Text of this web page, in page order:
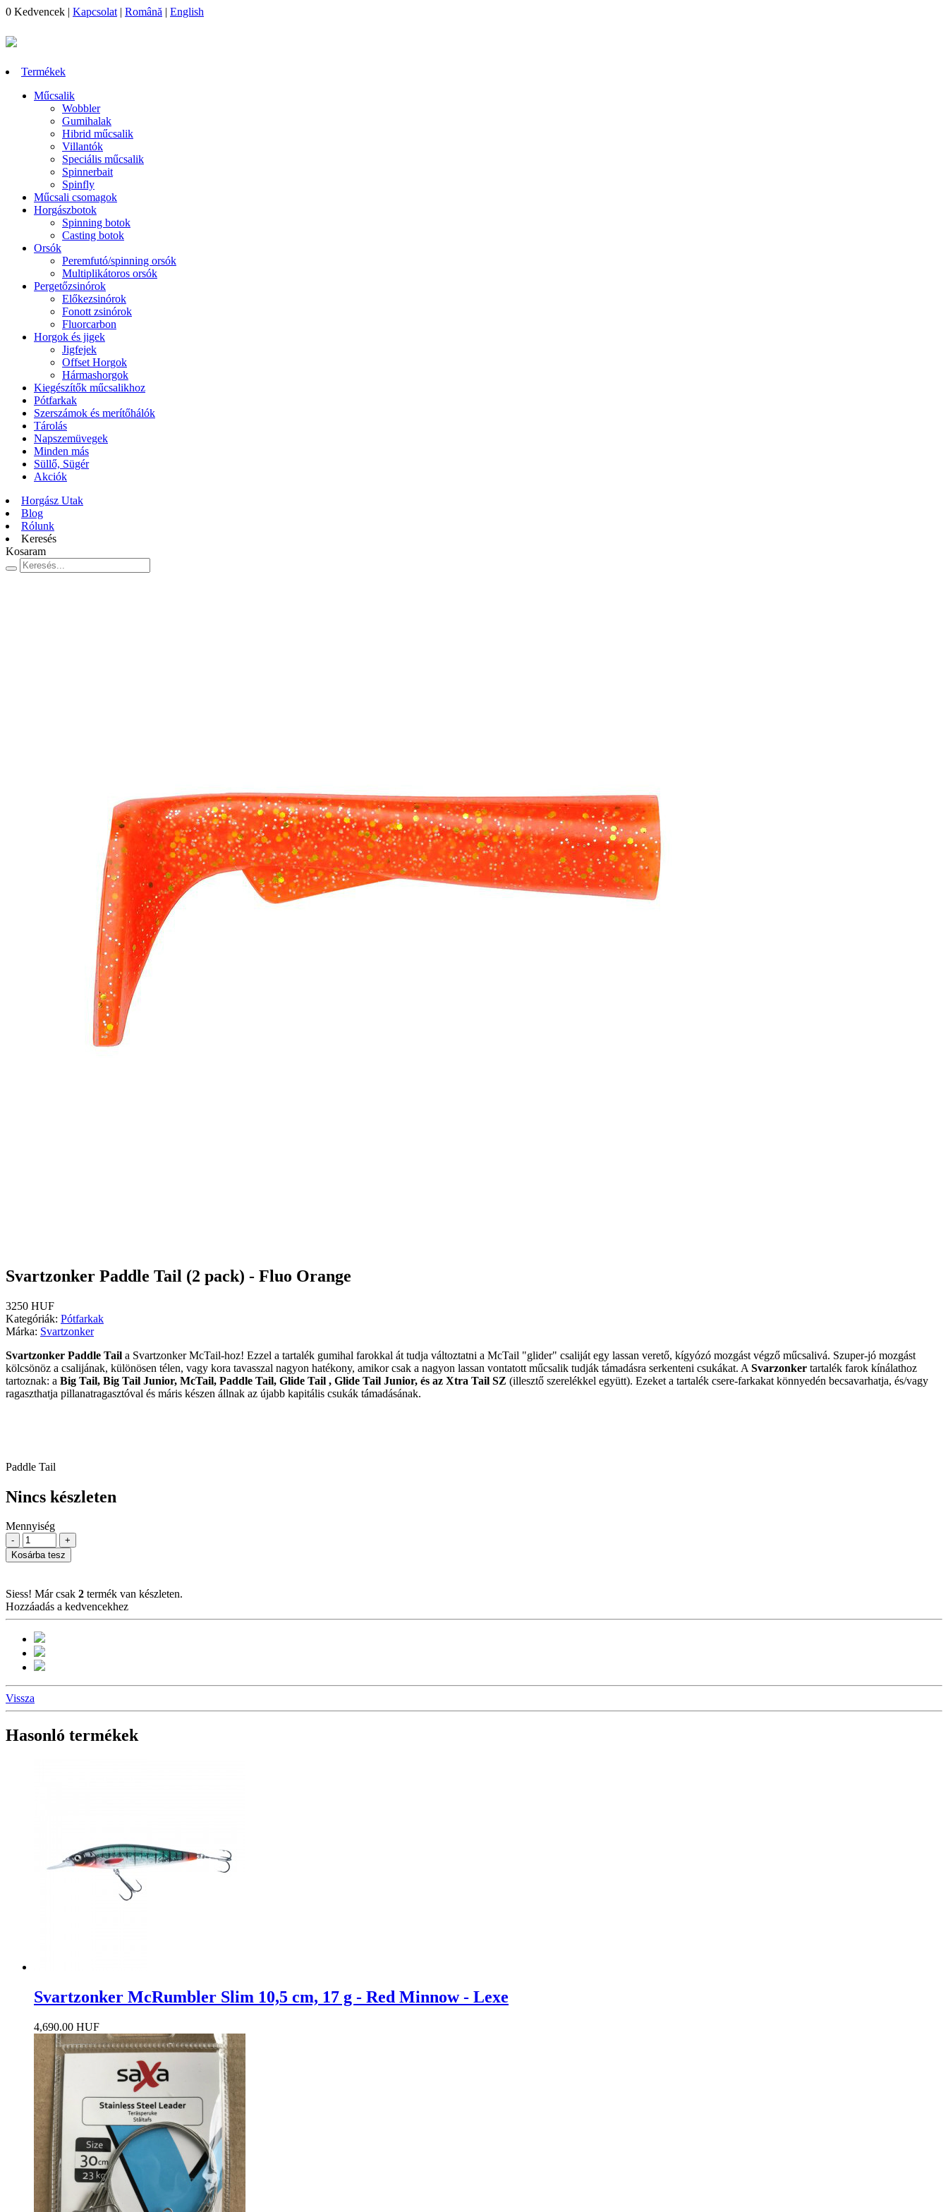
0 Kedvencek | Kapcsolat | Română | English
Termékek
Műcsalik
Wobbler
Gumihalak
Hibrid műcsalik
Villantók
Speciális műcsalik
Spinnerbait
Spinfly
Műcsali csomagok
Horgászbotok
Spinning botok
Casting botok
Orsók
Peremfutó/spinning orsók
Multiplikátoros orsók
Pergetőzsinórok
Előkezsinórok
Fonott zsinórok
Fluorcarbon
Horgok és jigek
Jigfejek
Offset Horgok
Hármashorgok
Kiegészítők műcsalikhoz
Pótfarkak
Szerszámok és merítőhálók
Tárolás
Napszemüvegek
Minden más
Süllő, Sügér
Akciók
Horgász Utak
Blog
Rólunk
Keresés
Kosaram
Svartzonker Paddle Tail (2 pack) - Fluo Orange
3250 HUF
Kategóriák: Pótfarkak
Márka: Svartzonker
Svartzonker Paddle Tail a Svartzonker McTail-hoz! Ezzel a tartalék gumihal farokkal át tudja változtatni a McTail "glider" csaliját egy lassan verető, kígyózó mozgást végző műcsalivá. Szuper-jó mozgást
kölcsönöz a csalijának, különösen télen, vagy kora tavasszal nagyon hatékony, amikor csak a nagyon lassan vontatott műcsalik tudják támadásra serkenteni csukákat. A Svarzonker tartalék farok kínálathoz
tartoznak: a Big Tail, Big Tail Junior, McTail, Paddle Tail, Glide Tail , Glide Tail Junior, és az Xtra Tail SZ (illesztő szerelékkel együtt). Ezeket a tartalék csere-farkakat könnyedén becsavarhatja, és/vagy
ragaszthatja pillanatragasztóval és máris készen állnak az újabb kapitális csukák támadásának.
Paddle Tail
Nincs készleten
Mennyiség
-
+
Kosárba tesz
Siess! Már csak 2 termék van készleten.
Hozzáadás a kedvencekhez
Vissza
Hasonló termékek
Svartzonker McRumbler Slim 10,5 cm, 17 g - Red Minnow - Lexe
4,690.00 HUF